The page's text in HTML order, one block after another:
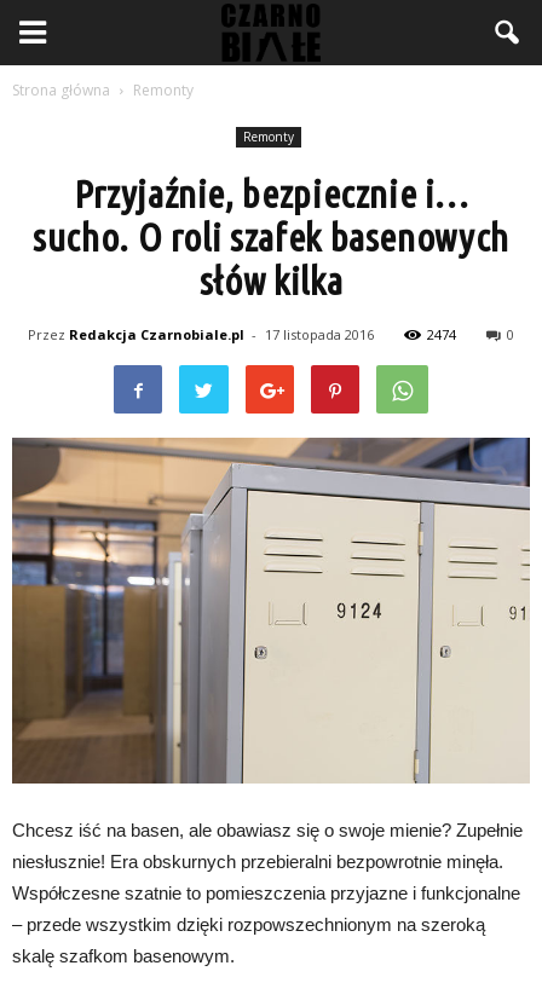
Strona główna Remonty
Remonty
Przyjaźnie, bezpiecznie i…
sucho. O roli szafek basenowych
słów kilka
Przez Redakcja Czarnobiale.pl - 17 listopada 2016 2474 0
Chcesz iść na basen, ale obawiasz się o swoje mienie? Zupełnie
niesłusznie! Era obskurnych przebieralni bezpowrotnie minęła.
Współczesne szatnie to pomieszczenia przyjazne i funkcjonalne
– przede wszystkim dzięki rozpowszechnionym na szeroką
skalę szafkom basenowym.